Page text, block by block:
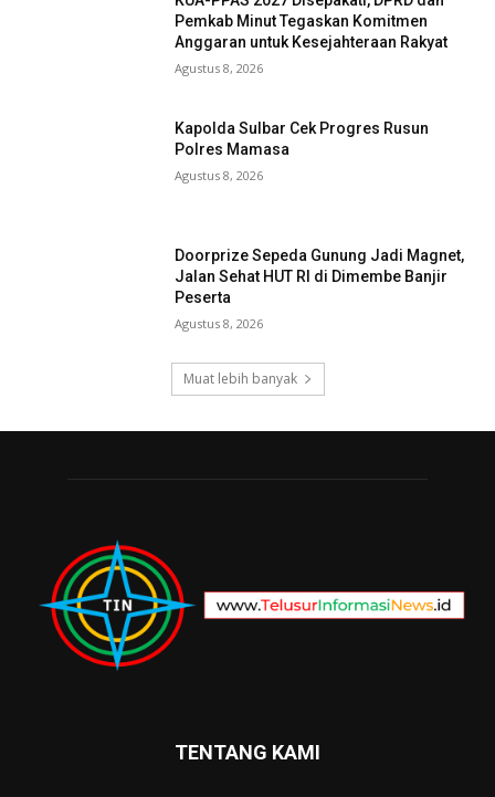
Pemkab Minut Tegaskan Komitmen
Anggaran untuk Kesejahteraan Rakyat
Agustus 8, 2026
Kapolda Sulbar Cek Progres Rusun
Polres Mamasa
Agustus 8, 2026
Doorprize Sepeda Gunung Jadi Magnet,
Jalan Sehat HUT RI di Dimembe Banjir
Peserta
Agustus 8, 2026
Muat lebih banyak
TENTANG KAMI